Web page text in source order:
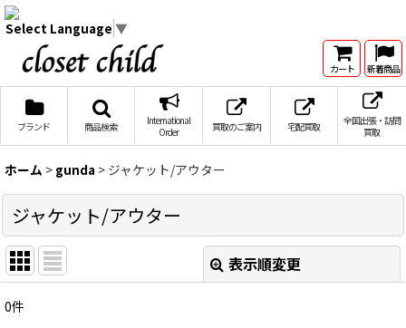
Select Language ▼
カート 新着商品
ブランド 商品検索
International
Order
買取のご案内 宅配買取
全国出張・訪問
買取
ホーム > gunda > ジャケット/アウター
ジャケット/アウター
表示順変更
表示数
0件